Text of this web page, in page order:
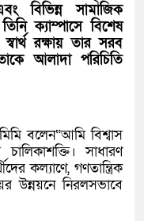
বিভিন্ন সামাজিক
ক্যাম্পাসে বিশেষ
রক্ষায় তার সরব
আলাদা পরিচিতি
বলেন“আমি বিশ্বাস
সাধারণ
কল্যাণে, গণতান্ত্রিক
উন্নয়নে নিরলসভাবে